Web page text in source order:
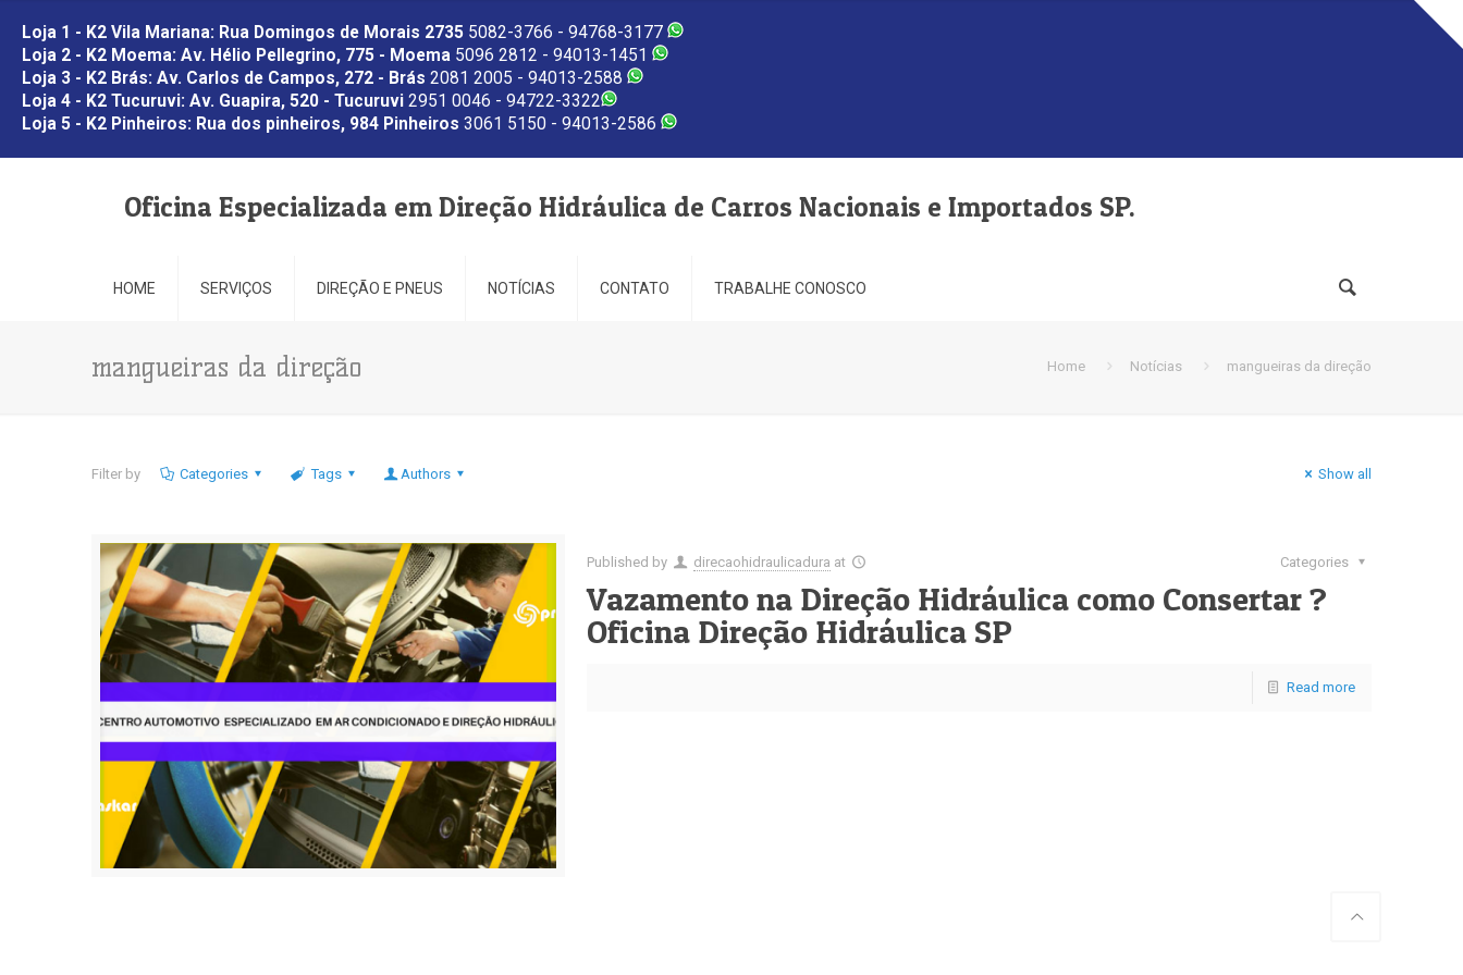
Loja 1 - K2 Vila Mariana: Rua Domingos de Morais 2735 5082-3766 - 94768-3177
Loja 2 - K2 Moema: Av. Hélio Pellegrino, 775 - Moema 5096 2812 - 94013-1451
Loja 3 - K2 Brás: Av. Carlos de Campos, 272 - Brás 2081 2005 - 94013-2588
Loja 4 - K2 Tucuruvi: Av. Guapira, 520 - Tucuruvi 2951 0046 - 94722-3322
Loja 5 - K2 Pinheiros: Rua dos pinheiros, 984 Pinheiros 3061 5150 - 94013-2586
Oficina Especializada em Direção Hidráulica de Carros Nacionais e Importados SP.
HOME SERVIÇOS DIREÇÃO E PNEUS NOTÍCIAS CONTATO TRABALHE CONOSCO
mangueiras da direção Home Notícias mangueiras da direção
Filter by Categories Tags Authors Show all
Published by direcaohidraulicadura at Categories
Vazamento na Direção Hidráulica como Consertar ?
Oficina Direção Hidráulica SP
Read more